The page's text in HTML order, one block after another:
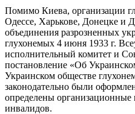
Помимо Киева, организации
Одессе, Харькове, Донецке и
объединения разрозненных
глухонемых 4 июня 1933 г.
исполнительный комитет и
постановление «Об
Украинском обществе
законодательно были
определены
инвалидов.